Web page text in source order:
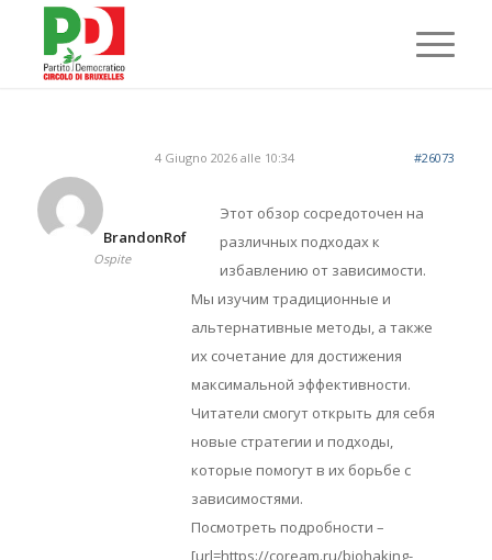
4 Giugno 2026 alle 10:34 #26073
BrandonRof
Ospite
Этот обзор сосредоточен на
различных подходах к
избавлению от зависимости.
Мы изучим традиционные и
альтернативные методы, а также
их сочетание для достижения
максимальной эффективности.
Читатели смогут открыть для себя
новые стратегии и подходы,
которые помогут в их борьбе с
зависимостями.
Посмотреть подробности –
[url=https://coream.ru/biohaking-